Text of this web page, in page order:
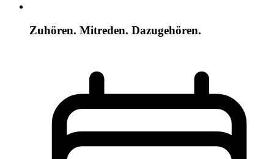
Zuhören. Mitreden. Dazugehören.